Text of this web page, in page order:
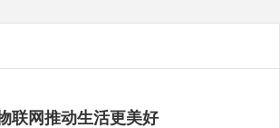
联网推动生活更美好